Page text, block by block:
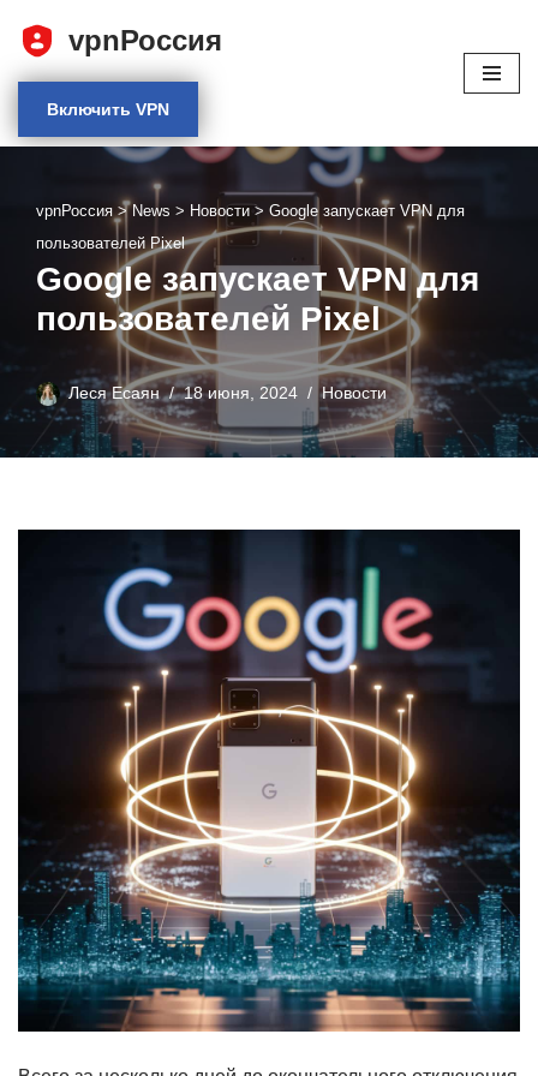
vpnРоссия
Включить VPN
vpnРоссия>News > Новости> Google запускает VPN для
пользователей Pixel
Google запускает VPN для
пользователей Pixel
Леся Есаян 18 июня, 2024 Новости